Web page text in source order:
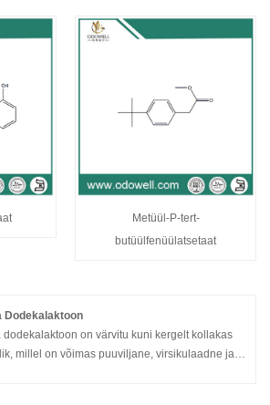
Metüül-P-tert-
butüülfenüülatsetaat
Dodekalaktoon
dodekalaktoon on värvitu kuni kergelt kollakas
millel on võimas puuviljane, virsikulaadne ja